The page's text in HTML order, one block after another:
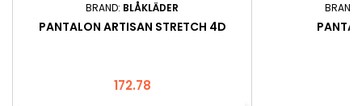
BRAND: BLÅKLÄDER
PANTALON ARTISAN STRETCH 4D
Price
172.78
BRAND: